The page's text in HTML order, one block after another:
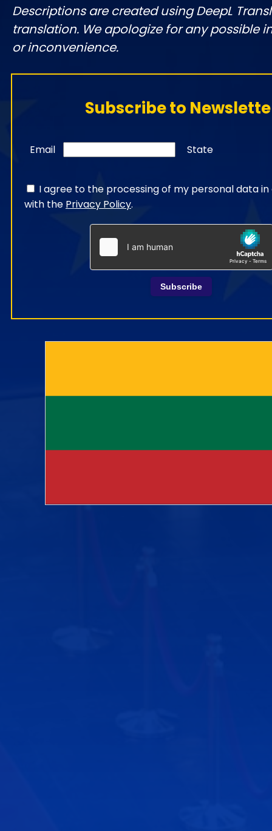
Descriptions are created using DeepL
translation. We apologize for any possible
or inconvenience.
Subscribe to
Email State
I agree to the processing of my personal data
with the Privacy Policy.
Subscribe